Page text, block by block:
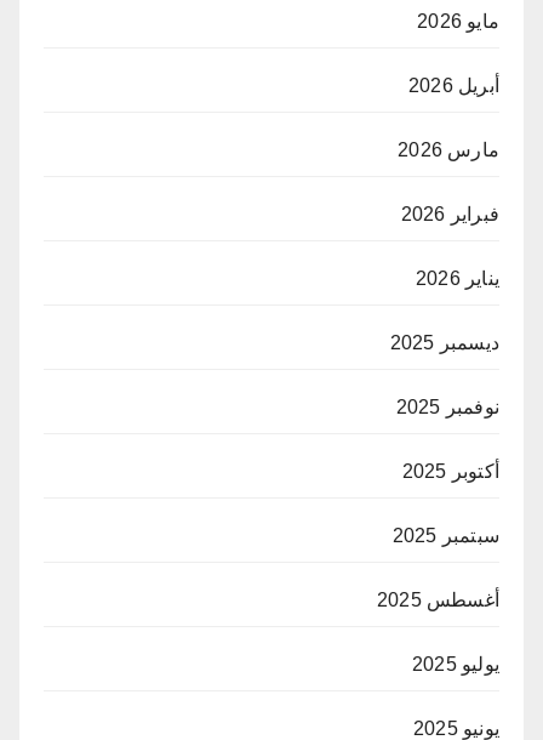
مايو 2026
أبريل 2026
مارس 2026
فبراير 2026
يناير 2026
ديسمبر 2025
نوفمبر 2025
أكتوبر 2025
سبتمبر 2025
أغسطس 2025
يوليو 2025
يونيو 2025